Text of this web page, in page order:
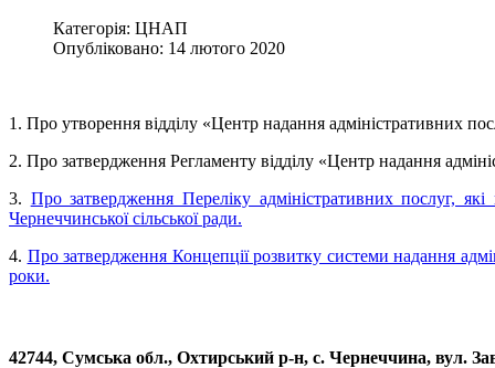
Категорія: ЦНАП
Опубліковано: 14 лютого 2020
1. Про утворення відділу «Центр надання адміністративних
2. Про затвердження Регламенту відділу «Центр надання
3. Про затвердження Переліку адміністративних послуг,
Чернеччинської сільської ради.
4. Про затвердження Концепції розвитку системи надання
роки.
42744, Сумська обл., Охтирський р-н, с. Чернеччина,